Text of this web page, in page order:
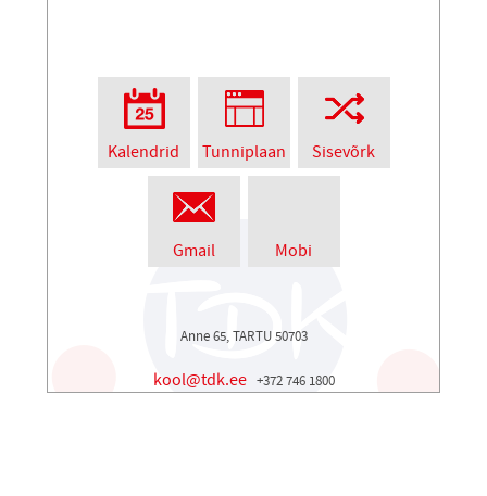
Kalendrid Tunniplaan Sisevõrk
Gmail Mobi
Anne 65, TARTU 50703
kool@tdk.ee +372 746 1800